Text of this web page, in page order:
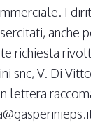
I
anche
richiesta
snc, V. Di
lettera